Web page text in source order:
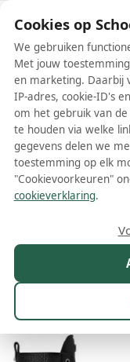
Philipp
Meer lezen
55 resultaten:
Cookies op
We gebruiken
Met jouw
en marketing. Daarbij
IP-adres, cookie-ID's
om het gebruik van
te houden via welke
gegevens delen we
toestemming op elk
"Cookievoorkeuren"
cookieverklaring.